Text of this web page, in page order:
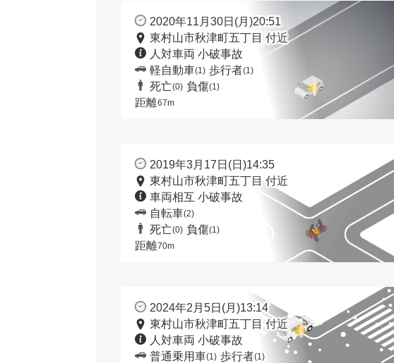
2020年11月30日(月)20:51
東村山市秋津町五丁目 付近
人対車両 小破事故
軽自動車(1) 歩行者(1)
死亡(0) 負傷(1)
距離67m
2019年3月17日(日)14:35
東村山市秋津町五丁目 付近
車両相互 小破事故
自転車(2)
死亡(0) 負傷(1)
距離70m
2024年2月5日(月)13:14
東村山市秋津町五丁目 付近
人対車両 小破事故
普通乗用車(1) 歩行者(1)